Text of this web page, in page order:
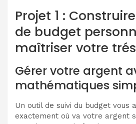
Projet 1 :
de budget
maîtriser votre
Gérer votre argent
mathématiques
Un outil de suivi du budget vous
exactement où va votre argent